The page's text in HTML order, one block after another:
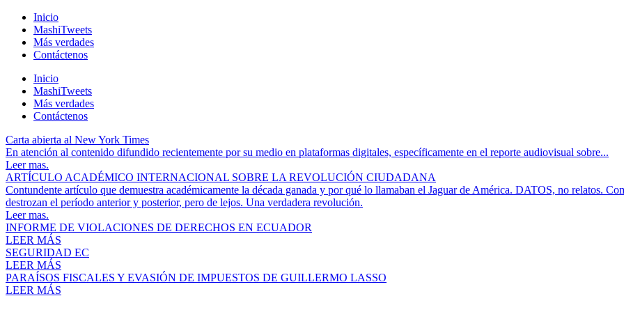
Inicio
MashiTweets
Más verdades
Contáctenos
Inicio
MashiTweets
Más verdades
Contáctenos
Carta abierta al New York Times
En atención al contenido difundido recientemente por su medio en plataformas digitales, específicamente en el reporte audiovisual sobre...
Leer mas.
ARTÍCULO ACADÉMICO INTERNACIONAL SOBRE LA REVOLUCIÓN CIUDADANA
Contundente artículo que demuestra académicamente la década ganada y por qué lo llamaban el Jaguar de América. DATOS, no relatos.
destrozan el período anterior y posterior, pero de lejos. Una verdadera revolución.
Leer mas.
INFORME DE VIOLACIONES DE DERECHOS EN ECUADOR
LEER MÁS
SEGURIDAD EC
LEER MÁS
PARAÍSOS FISCALES Y EVASIÓN DE IMPUESTOS DE GUILLERMO LASSO
LEER MÁS